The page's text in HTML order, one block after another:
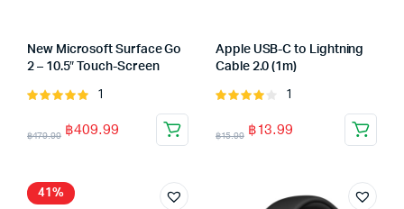
New Microsoft Surface Go
2 – 10.5″ Touch-Screen
Rated
5
1
฿479.99 ฿409.99
Apple USB-C to Lightning
Cable 2.0 (1m)
Rated
of 5
1
฿15.99 ฿13.99
41%